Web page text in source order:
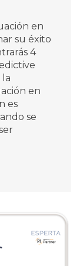
en
su éxito
4
la
en
es
se